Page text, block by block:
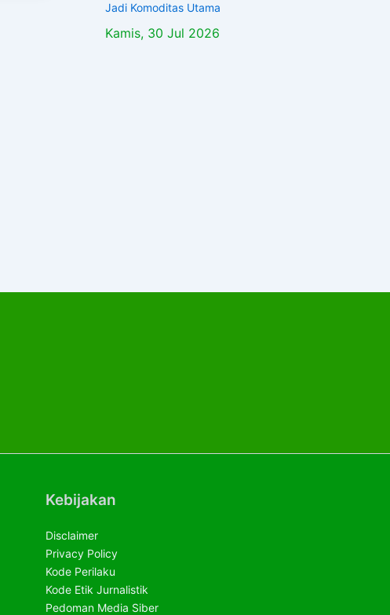
Jadi Komoditas Utama
Kamis, 30 Jul 2026
Kebijakan
Disclaimer
Privacy Policy
Kode Perilaku
Kode Etik Jurnalistik
Pedoman Media Siber